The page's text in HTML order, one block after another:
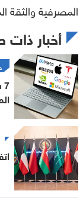
المصرفية والثقة
أخبار